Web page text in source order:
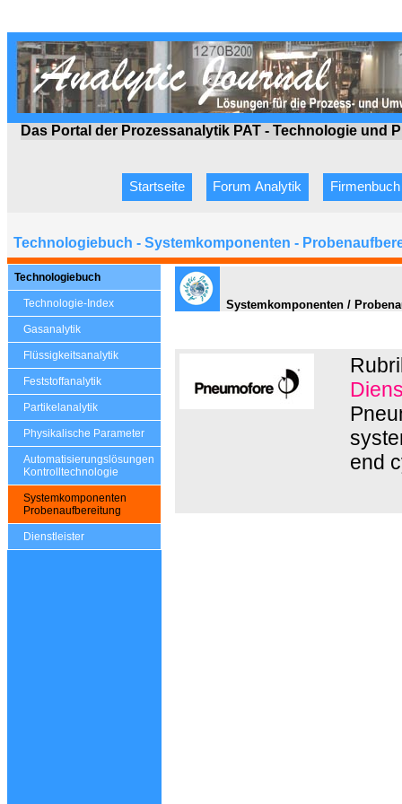
Das Portal der Prozessanalytik PAT - Technologie und
Startseite Forum Analytik Firmenbuch
Technologiebuch - Systemkomponenten -
Technologiebuch
Technologie-Index
Gasanalytik
Flüssigkeitsanalytik
Feststoffanalytik
Partikelanalytik
Physikalische Parameter
Automatisierungslösungen
Kontrolltechnologie
Systemkomponenten
Probenaufbereitung
Dienstleister
Systemkomponenten /
end